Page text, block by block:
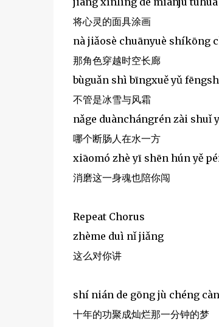
将心灵的面具涂画
nà jiǎosè chuānyuè shíkōng
那角色穿越时空长廊
bùguǎn shì bīngxuě yǔ
不管是冰雪与风霜
nǎge duànchángrén zài shuǐ
哪个断肠人在水一方
xiāomó zhè yī shēn hún yě
消磨这一身魂也陪你闯
Repeat Chorus
zhème duì nǐ jiǎng
这么对你讲
shí nián de gōng jù chéng
十年的功聚成灿烂那一分钟的梦